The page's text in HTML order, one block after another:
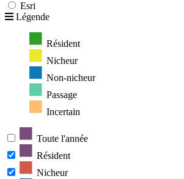
Esri
Légende
Résident
Nicheur
Non-nicheur
Passage
Incertain
Toute l'année
Résident
Nicheur